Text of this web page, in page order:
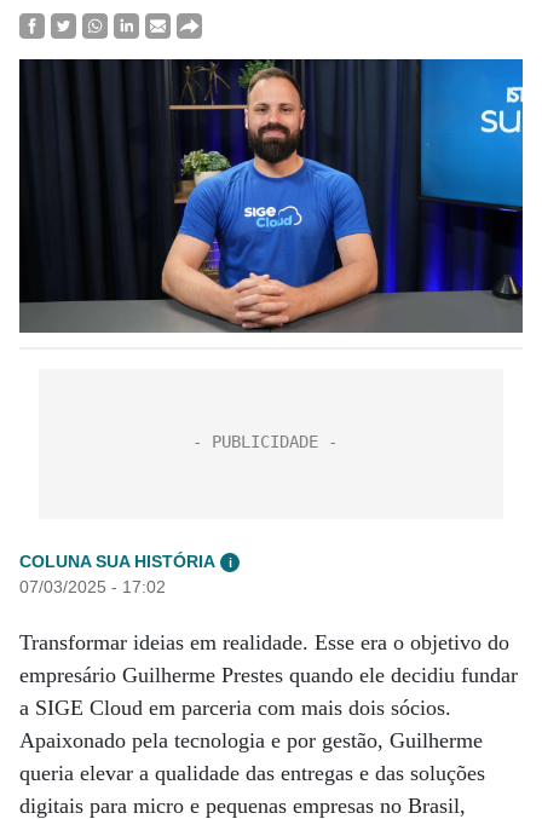
COLUNA SUA HISTÓRIA i
07/03/2025 - 17:02
Transformar ideias em realidade. Esse era o objetivo do
empresário Guilherme Prestes quando ele decidiu fundar
a SIGE Cloud em parceria com mais dois sócios.
Apaixonado pela tecnologia e por gestão, Guilherme
queria elevar a qualidade das entregas e das soluções
digitais para micro e pequenas empresas no Brasil,